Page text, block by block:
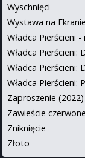
Wyschnięci
Wystawa na
Władca Pierścieni
Władca Pierścieni:
Władca Pierścieni:
Władca Pierścieni:
Zaproszenie (2022)
Zawieście
Zniknięcie
Złoto